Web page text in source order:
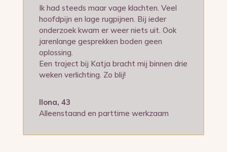
Ik had steeds maar vage klachten. Veel
hoofdpijn en lage rugpijnen. Bij ieder
onderzoek kwam er weer niets uit. Ook
jarenlange gesprekken boden geen
oplossing.
Een traject bij Katja bracht mij binnen drie
weken verlichting. Zo blij!
Ilona, 43
Alleenstaand en parttime werkzaam